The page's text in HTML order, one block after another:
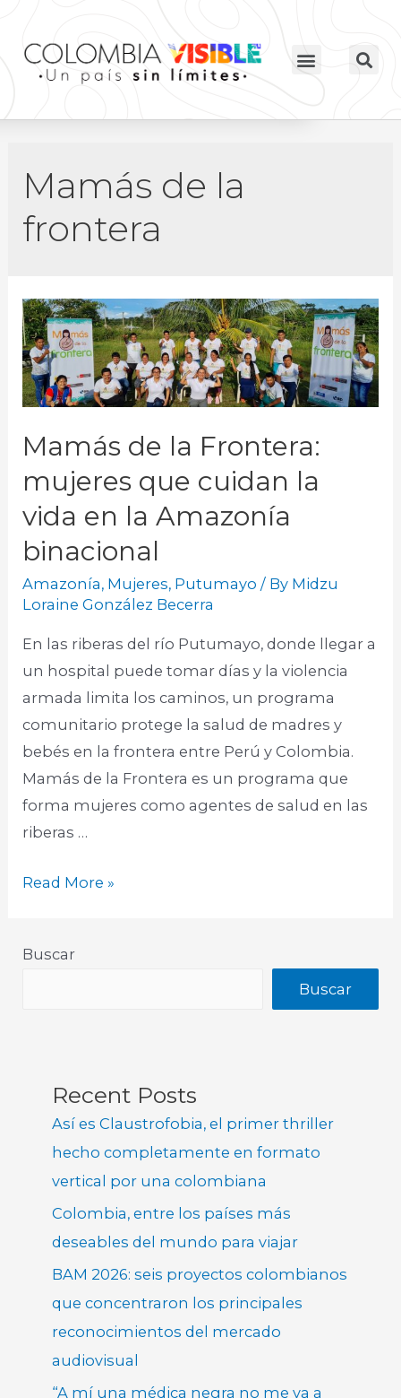
Mamás de la
frontera
Mamás de la Frontera:
mujeres que cuidan la
vida en la Amazonía
binacional
Amazonía, Mujeres, Putumayo / By Midzu
Loraine González Becerra
En las riberas del río Putumayo, donde llegar a
un hospital puede tomar días y la violencia
armada limita los caminos, un programa
comunitario protege la salud de madres y
bebés en la frontera entre Perú y Colombia.
Mamás de la Frontera es un programa que
forma mujeres como agentes de salud en las
riberas …
Read More »
Buscar
Buscar
Recent Posts
Así es Claustrofobia, el primer thriller
hecho completamente en formato
vertical por una colombiana
Colombia, entre los países más
deseables del mundo para viajar
BAM 2026: seis proyectos colombianos
que concentraron los principales
reconocimientos del mercado
audiovisual
“A mí una médica negra no me va a